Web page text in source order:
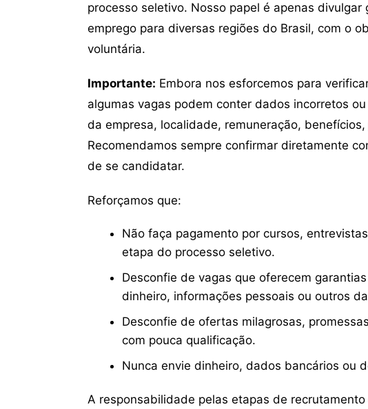
processo seletivo. Nosso papel é apenas
emprego para diversas regiões do Brasil, com o
voluntária.
Importante: Embora nos esforcemos para
algumas vagas podem conter dados incorretos
da empresa, localidade, remuneração,
Recomendamos sempre confirmar diretamente
de se candidatar.
Reforçamos que:
Não faça pagamento por cursos,
etapa do processo seletivo.
Desconfie de vagas que oferecem
dinheiro, informações pessoais ou outros
Desconfie de ofertas milagrosas,
com pouca qualificação.
Nunca envie dinheiro, dados bancários ou
A responsabilidade pelas etapas de